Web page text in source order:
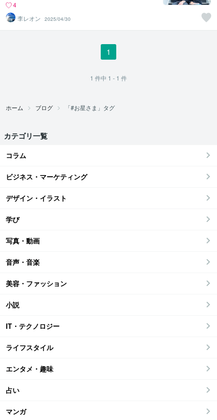
4
李レオン
2025/04/30
1
1 件中 1 - 1 件
ホーム ブログ 「#お星さま」タグ
カテゴリ一覧
コラム
ビジネス・マーケティング
デザイン・イラスト
学び
写真・動画
音声・音楽
美容・ファッション
小説
IT・テクノロジー
ライフスタイル
エンタメ・趣味
占い
マンガ